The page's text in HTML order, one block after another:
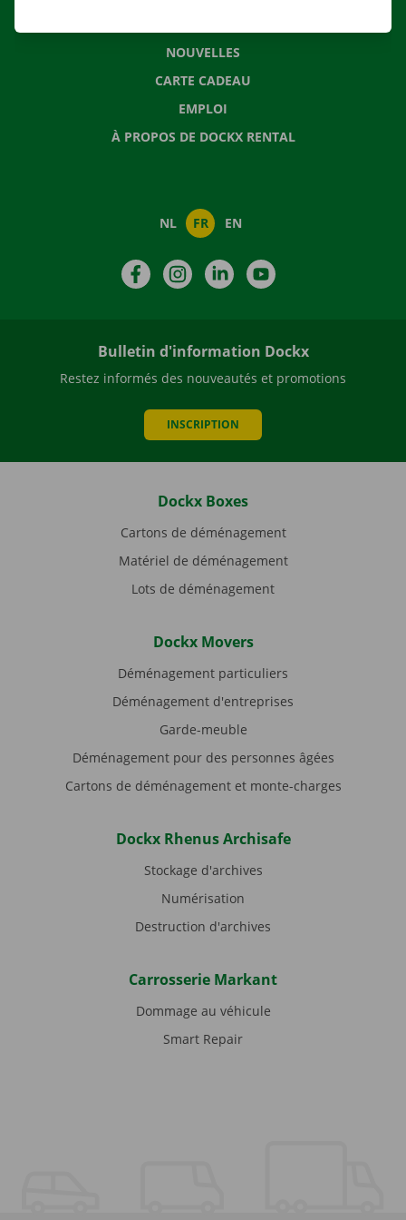
NOUVELLES
CARTE CADEAU
EMPLOI
À PROPOS DE DOCKX RENTAL
NL FR EN
FacebookInstagramLinkedIn
Bulletin d'information Dockx
Restez informés des nouveautés et promotions
INSCRIPTION
Dockx Boxes
Cartons de déménagement
Matériel de déménagement
Lots de déménagement
Dockx Movers
Déménagement particuliers
Déménagement d'entreprises
Garde-meuble
Déménagement pour des personnes âgées
Cartons de déménagement et monte-charges
Dockx Rhenus Archisafe
Stockage d'archives
Numérisation
Destruction d'archives
Carrosserie Markant
Dommage au véhicule
Smart Repair